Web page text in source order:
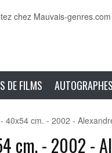
DE FILMS AUTOGRAPHES
40x54 cm. - 2002 -
cm. - 2002 -